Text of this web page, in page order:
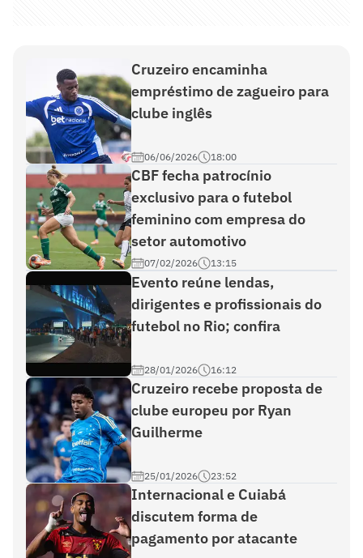
Cruzeiro encaminha
empréstimo de zagueiro para
clube inglês
06/06/2026 18:00
CBF fecha patrocínio
exclusivo para o futebol
feminino com empresa do
setor automotivo
07/02/2026 13:15
Evento reúne lendas,
dirigentes e profissionais do
futebol no Rio; confira
28/01/2026 16:12
Cruzeiro recebe proposta de
clube europeu por Ryan
Guilherme
25/01/2026 23:52
Internacional e Cuiabá
discutem forma de
pagamento por atacante